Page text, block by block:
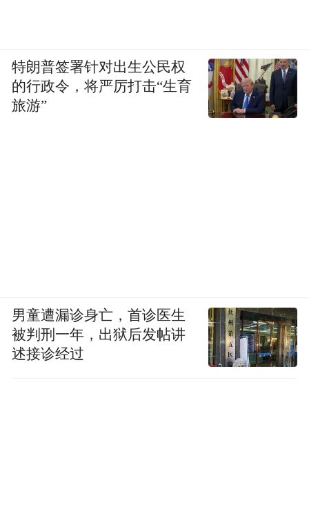
特朗普签署针对出生公民权
的行政令，将严厉打击“生育
旅游”
男童遭漏诊身亡，首诊医生
被判刑一年，出狱后发帖讲
述接诊经过